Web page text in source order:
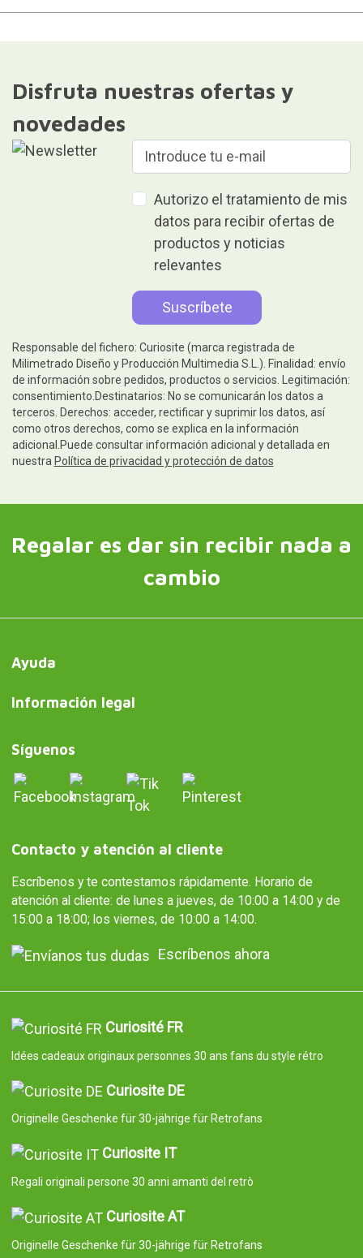
Disfruta nuestras ofertas y
novedades
Autorizo el tratamiento de mis
datos para recibir ofertas de
productos y noticias
relevantes
Responsable del fichero: Curiosite (marca registrada de
Milimetrado Diseño y Producción Multimedia S.L.). Finalidad: envío
de información sobre pedidos, productos o servicios. Legitimación:
consentimiento.Destinatarios: No se comunicarán los datos a
terceros. Derechos: acceder, rectificar y suprimir los datos, así
como otros derechos, como se explica en la información
adicional.Puede consultar información adicional y detallada en
nuestra Política de privacidad y protección de datos
Regalar es dar sin recibir nada a
cambio
Ayuda
Información legal
Síguenos
Contacto y atención al cliente
Escríbenos y te contestamos rápidamente. Horario de
atención al cliente: de lunes a jueves, de 10:00 a 14:00 y de
15:00 a 18:00; los viernes, de 10:00 a 14:00.
Escríbenos ahora
Curiosité FR
Idées cadeaux originaux personnes 30 ans fans du style rétro
Curiosite DE
Originelle Geschenke für 30-jährige für Retrofans
Curiosite IT
Regali originali persone 30 anni amanti del retrò
Curiosite AT
Originelle Geschenke für 30-jährige für Retrofans